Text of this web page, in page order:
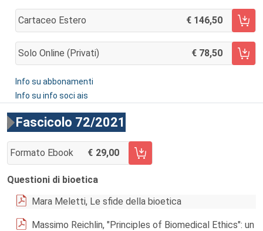
Cartaceo Estero 146,50
AGGIUNGI AL CARRELLO
Solo Online (privati) 78,50
AGGIUNGI AL CARRELLO
Info su abbonamenti
Info su info soci ais
Fascicolo 72/2021
Formato Ebook 29,00
AGGIUNGI AL CARRELLO FASCICOLO 72/2021
Questioni di bioetica
Mara Meletti, Le sfide della bioetica
Massimo Reichlin, "Principles of Biomedical Ethics": un